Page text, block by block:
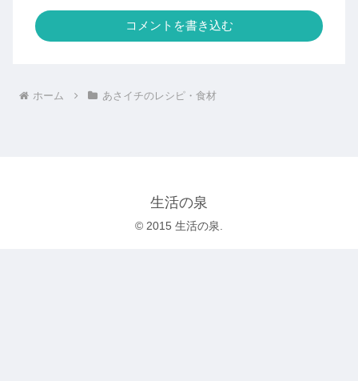
コメントを書き込む
ホーム あさイチのレシピ・食材
生活の泉
© 2015 生活の泉.